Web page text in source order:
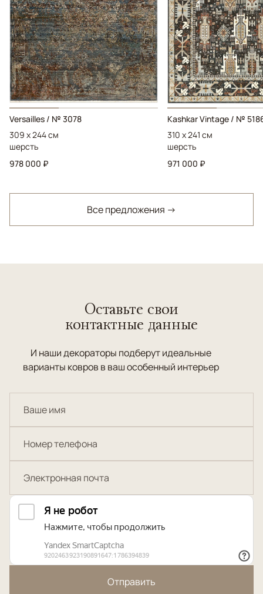
Versailles / № 3078
309 x 244 см
шерсть
978 000 ₽
Kashkar Vintage / №
310 x 241 см
шерсть
971 000 ₽
Все предложения →
Оставьте свои
контактные данные
И наши декораторы подберут идеальные
варианты ковров в ваш особенный интерьер
Отправить